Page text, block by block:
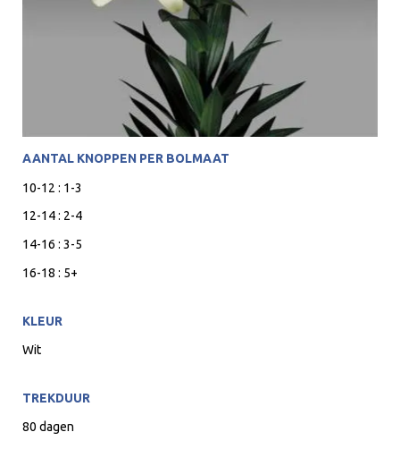
AANTAL KNOPPEN PER BOLMAAT
10-12 : 1-3
12-14 : 2-4
14-16 : 3-5
16-18 : 5+
KLEUR
Wit
TREKDUUR
80 dagen